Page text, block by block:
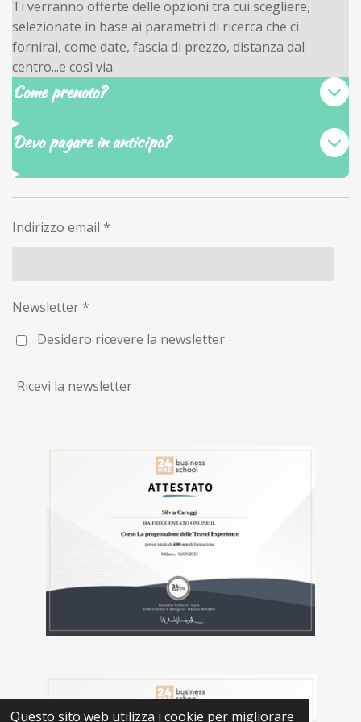
Questo sito web utilizza i cookie per migliorare
s
c
e
Ti verranno offerte delle opzioni tra cui scegliere,
selezionate in base ai parametri di ricerca che ci
fornirai, come date, fascia di prezzo, distanza dal
centro...e così via.
Come prenoto?
Devo pagare in anticipo?
Indirizzo email *
Newsletter *
Desidero ricevere la newsletter
Ricevi la newsletter